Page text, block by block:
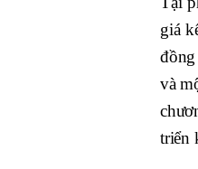
giá
và
triển